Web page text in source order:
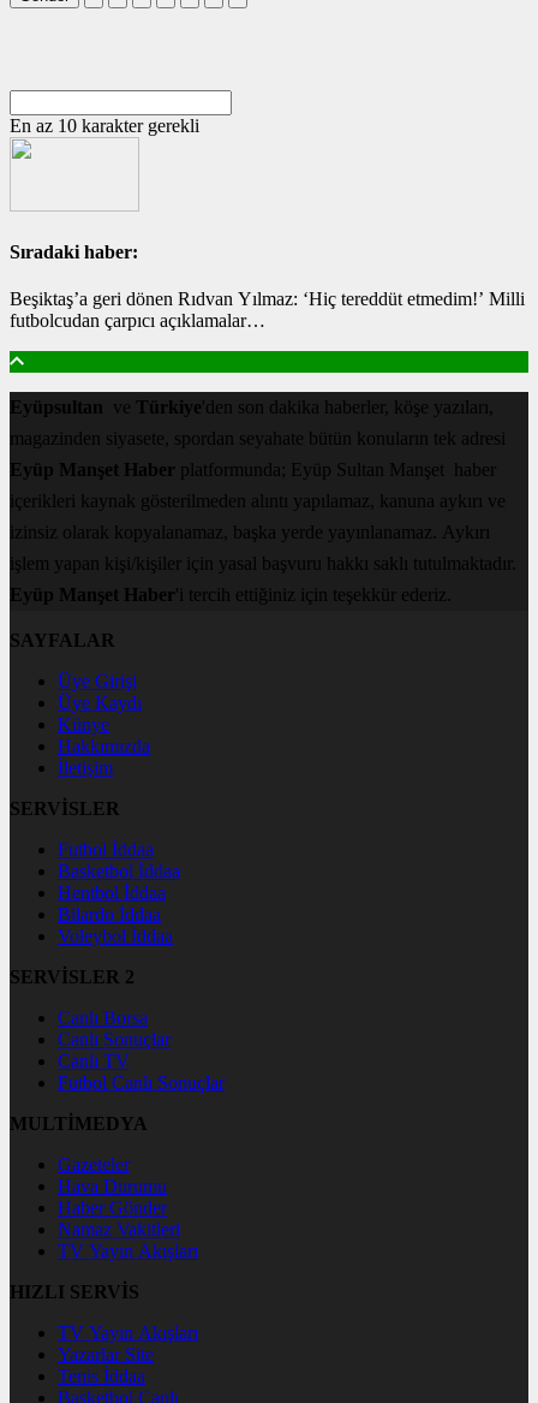
En az 10 karakter gerekli
Sıradaki haber:
Beşiktaş’a geri dönen Rıdvan Yılmaz: ‘Hiç tereddüt etmedim!’ Milli
futbolcudan çarpıcı açıklamalar…
Eyüpsultan ve Türkiye'den son dakika haberler, köşe yazıları,
magazinden siyasete, spordan seyahate bütün konuların tek adresi
Eyüp Manşet Haber platformunda; Eyüp Sultan Manşet haber
içerikleri kaynak gösterilmeden alıntı yapılamaz, kanuna aykırı ve
izinsiz olarak kopyalanamaz, başka yerde yayınlanamaz. Aykırı
işlem yapan kişi/kişiler için yasal başvuru hakkı saklı tutulmaktadır.
Eyüp Manşet Haber'i tercih ettiğiniz için teşekkür ederiz.
SAYFALAR
Üye Girişi
Üye Kaydı
Künye
Hakkımızda
İletişim
SERVİSLER
Futbol İddaa
Basketbol İddaa
Hentbol İddaa
Bilardo İddaa
Voleybol İddaa
SERVİSLER 2
Canlı Borsa
Canlı Sonuçlar
Canlı TV
Futbol Canlı Sonuçlar
MULTİMEDYA
Gazeteler
Hava Durumu
Haber Gönder
Namaz Vakitleri
TV Yayın Akışları
HIZLI SERVİS
TV Yayın Akışları
Yazarlar Site
Tenis İddaa
Basketbol Canlı